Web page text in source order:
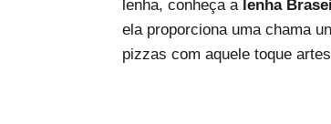
lenha, conheça a lenha
ela proporciona uma chama
pizzas com aquele toque